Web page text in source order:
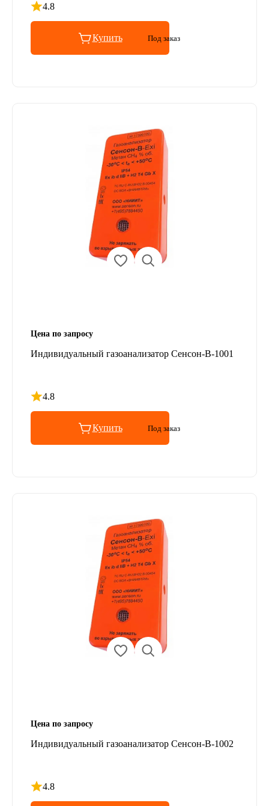
4.8
Рейтинг 4.8 из 5
Купить Под заказ
Цена по запросу
Индивидуальный газоанализатор Сенсон-В-1001
4.8
Рейтинг 4.8 из 5
Купить Под заказ
Цена по запросу
Индивидуальный газоанализатор Сенсон-В-1002
4.8
Рейтинг 4.8 из 5